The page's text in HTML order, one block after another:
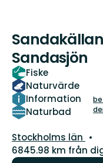
Sandasjön
Fiske
Naturvärde
Information
Naturbad
Län:
Stockholms län
6845.98 km från